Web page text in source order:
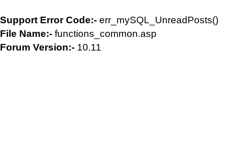
Support Error Code:- err_mySQL_UnreadPosts()
File Name:- functions_common.asp
Forum Version:- 10.11